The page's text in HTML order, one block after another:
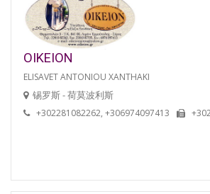
OIKEION
ELISAVET ANTONIOU XANTHAKI
锡罗斯 - 荷莫波利斯
+302281082262, +306974097413